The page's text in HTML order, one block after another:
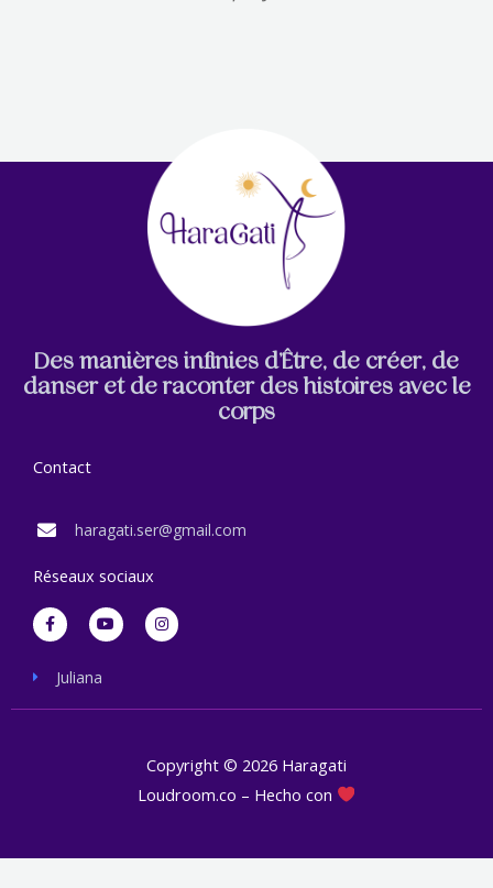
Des manières infinies d’Être, de créer, de
danser et de raconter des histoires avec le
corps
Contact
haragati.ser@gmail.com
Réseaux sociaux
F
a
c
o
o
Y
o
u
e
I
n
s
r
Juliana
Copyright © 2026 Haragati
Loudroom.co – Hecho con